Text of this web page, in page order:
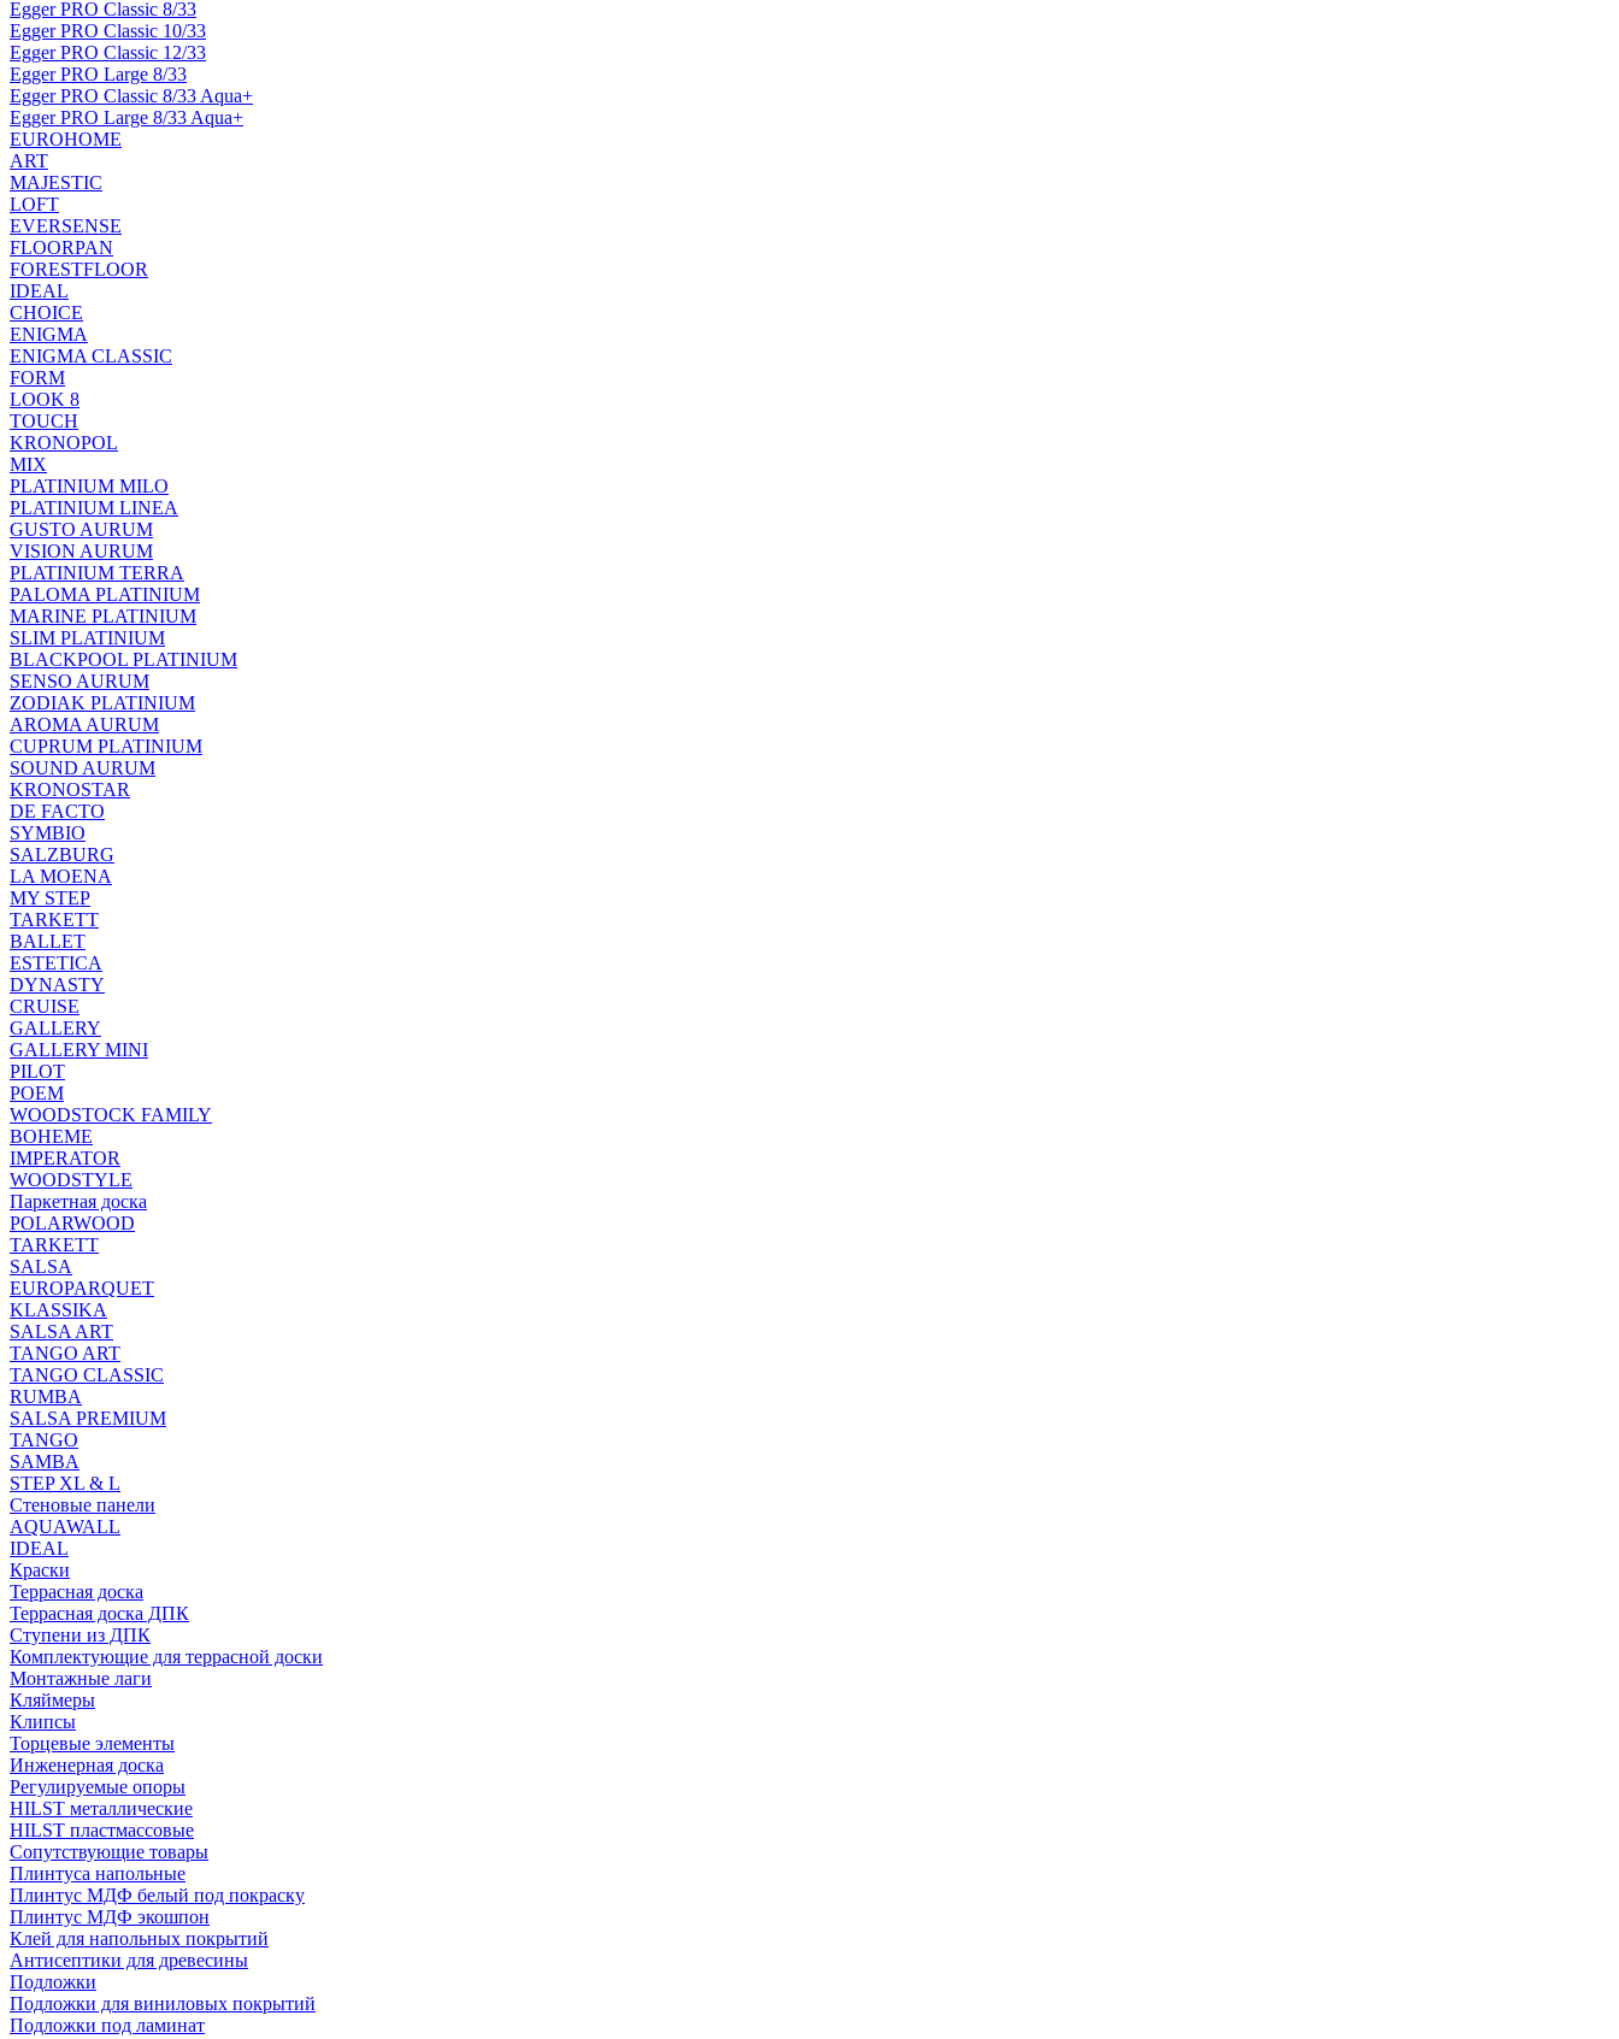
Egger PRO Classic 8/33
Egger PRO Classic 10/33
Egger PRO Classic 12/33
Egger PRO Large 8/33
Egger PRO Classic 8/33 Aqua+
Egger PRO Large 8/33 Aqua+
EUROHOME
ART
MAJESTIC
LOFT
EVERSENSE
FLOORPAN
FORESTFLOOR
IDEAL
CHOICE
ENIGMA
ENIGMA CLASSIC
FORM
LOOK 8
TOUCH
KRONOPOL
MIX
PLATINIUM MILO
PLATINIUM LINEA
GUSTO AURUM
VISION AURUM
PLATINIUM TERRA
PALOMA PLATINIUM
MARINE PLATINIUM
SLIM PLATINIUM
BLACKPOOL PLATINIUM
SENSO AURUM
ZODIAK PLATINIUM
AROMA AURUM
CUPRUM PLATINIUM
SOUND AURUM
KRONOSTAR
DE FACTO
SYMBIO
SALZBURG
LA MOENA
MY STEP
TARKETT
BALLET
ESTETICA
DYNASTY
CRUISE
GALLERY
GALLERY MINI
PILOT
POEM
WOODSTOCK FAMILY
BOHEME
IMPERATOR
WOODSTYLE
Паркетная доска
POLARWOOD
TARKETT
SALSA
EUROPARQUET
KLASSIKA
SALSA ART
TANGO ART
TANGO CLASSIC
RUMBA
SALSA PREMIUM
TANGO
SAMBA
STEP XL & L
Стеновые панели
AQUAWALL
IDEAL
Краски
Террасная доска
Террасная доска ДПК
Ступени из ДПК
Комплектующие для террасной доски
Монтажные лаги
Кляймеры
Клипсы
Торцевые элементы
Инженерная доска
Регулируемые опоры
HILST металлические
HILST пластмассовые
Сопутствующие товары
Плинтуса напольные
Плинтус МДФ белый под покраску
Плинтус МДФ экошпон
Клей для напольных покрытий
Антисептики для древесины
Подложки
Подложки для виниловых покрытий
Подложки под ламинат